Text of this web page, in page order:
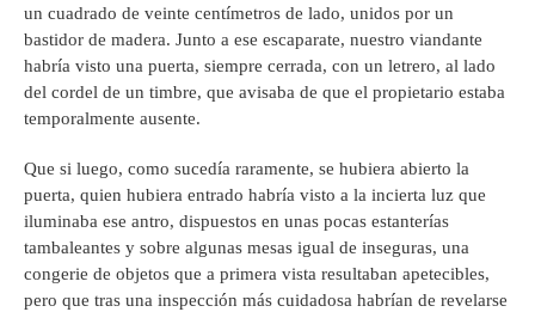
un cuadrado de veinte centímetros de lado, unidos por un
bastidor de madera. Junto a ese escaparate, nuestro viandante
habría visto una puerta, siempre cerrada, con un letrero, al lado
del cordel de un timbre, que avisaba de que el propietario estaba
temporalmente ausente.
Que si luego, como sucedía raramente, se hubiera abierto la
puerta, quien hubiera entrado habría visto a la incierta luz que
iluminaba ese antro, dispuestos en unas pocas estanterías
tambaleantes y sobre algunas mesas igual de inseguras, una
congerie de objetos que a primera vista resultaban apetecibles,
pero que tras una inspección más cuidadosa habrían de revelarse